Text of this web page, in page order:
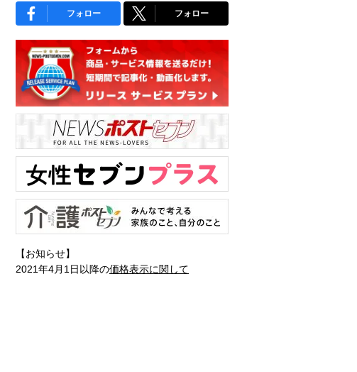
フォロー フォロー
【お知らせ】
2021年4月1日以降の価格表示に関して